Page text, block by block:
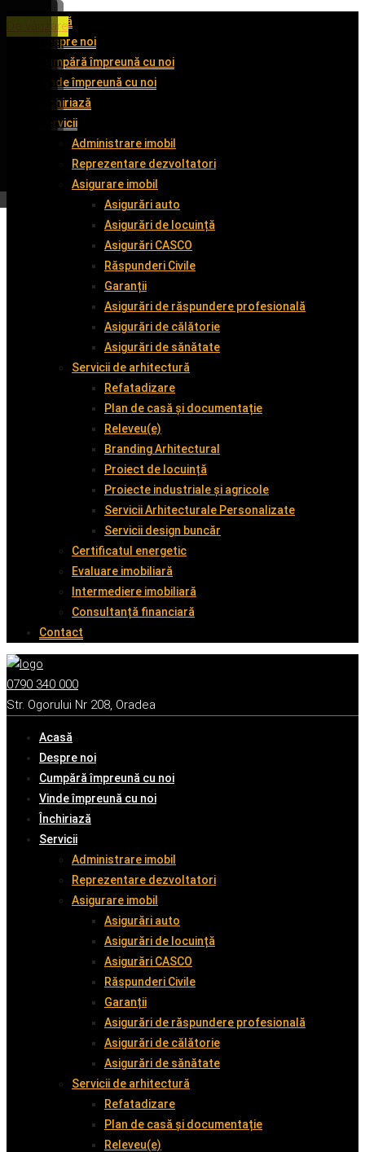
Acasă
Despre noi
Cumpără împreună cu noi
Vinde împreună cu noi
Închiriază
Servicii
Administrare imobil
Reprezentare dezvoltatori
Asigurare imobil
Asigurări auto
Asigurări de locuință
Asigurări CASCO
Răspunderi Civile
Garanții
Asigurări de răspundere profesională
Asigurări de călătorie
Asigurări de sănătate
Servicii de arhitectură
Refatadizare
Plan de casă și documentație
Releveu(e)
Branding Arhitectural
Proiect de locuință
Proiecte industriale și agricole
Servicii Arhitecturale Personalizate
Servicii design buncăr
Certificatul energetic
Evaluare imobiliară
Intermediere imobiliară
Consultanță financiară
Contact
0790 340 000
Str. Ogorului Nr 208, Oradea
Acasă
Despre noi
Cumpără împreună cu noi
Vinde împreună cu noi
Închiriază
Servicii
Administrare imobil
Reprezentare dezvoltatori
Asigurare imobil
Asigurări auto
Asigurări de locuință
Asigurări CASCO
Răspunderi Civile
Garanții
Asigurări de răspundere profesională
Asigurări de călătorie
Asigurări de sănătate
Servicii de arhitectură
Refatadizare
Plan de casă și documentație
Releveu(e)
De închiriat
De închiriat
De închiriat
De vânzare